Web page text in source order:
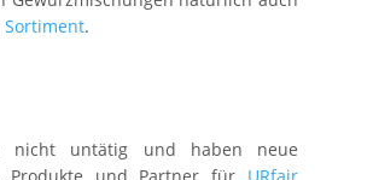
Sortiment.
nicht untätig und haben neue
Produkte und Partner für URfair